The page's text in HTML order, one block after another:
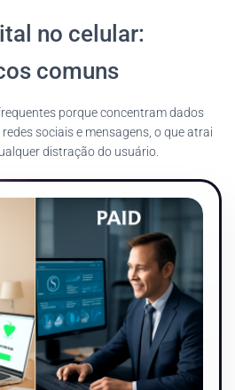
no celular:
comuns
porque concentram dados
sociais e mensagens, o que atrai
distração do usuário.